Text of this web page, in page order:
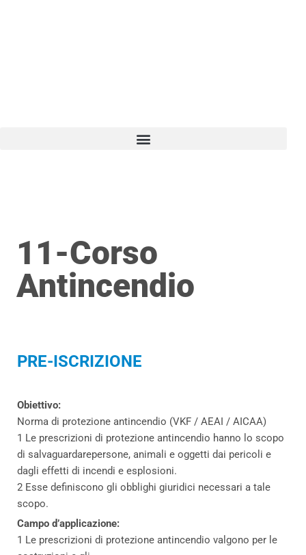
11-Corso
Antincendio
PRE-ISCRIZIONE
Obiettivo:
Norma di protezione antincendio (VKF / AEAI / AICAA)
1 Le prescrizioni di protezione antincendio hanno lo scopo
di salvaguardarepersone, animali e oggetti dai pericoli e
dagli effetti di incendi e esplosioni.
2 Esse definiscono gli obblighi giuridici necessari a tale
scopo.
Campo d’applicazione:
1 Le prescrizioni di protezione antincendio valgono per le